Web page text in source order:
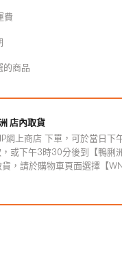
費
的商品
店內取貨
網上商店 下單，可於當日下
或下午3時30分後到【鴨脷
，請於購物車頁面選擇【